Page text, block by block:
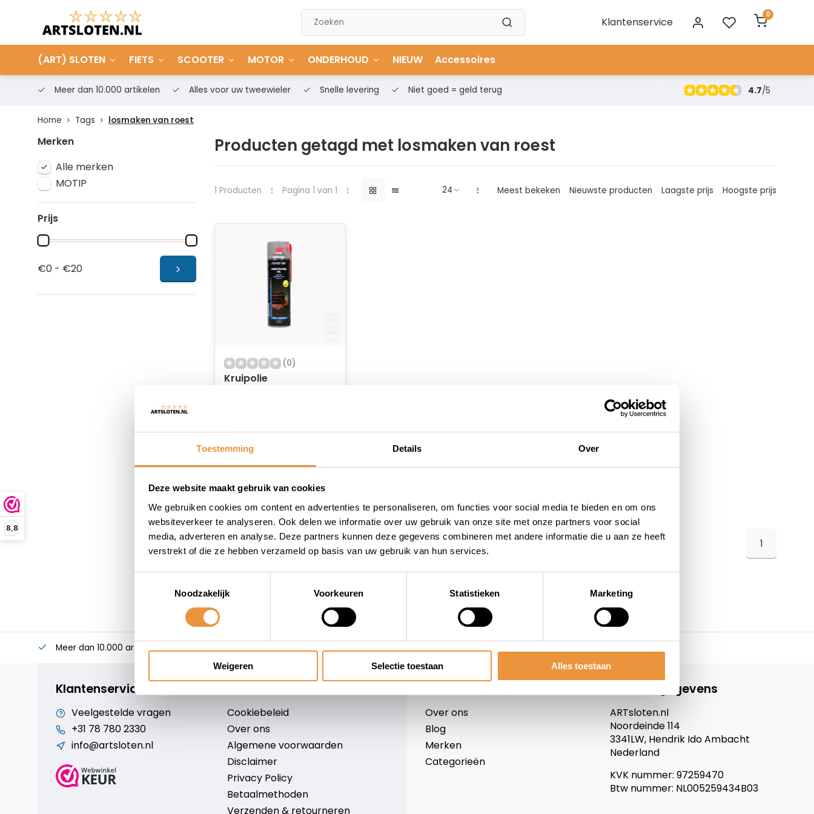
Toestemming Details Over
Deze website maakt gebruik van cookies
We gebruiken cookies om content en advertenties te personaliseren, om functies voor social media te bieden en om ons
websiteverkeer te analyseren. Ook delen we informatie over uw gebruik van onze site met onze partners voor social
media, adverteren en analyse. Deze partners kunnen deze gegevens combineren met andere informatie die u aan ze heeft
verstrekt of die ze hebben verzameld op basis van uw gebruik van hun services.
Noodzakelijk
Voorkeuren Statistieken Marketing
Weigeren Selectie toestaan Alles toestaan
8,8
Klantenservice
0
(ART) SLOTEN FIETS SCOOTER MOTOR ONDERHOUD NIEUW Accessoires
Meer dan 10.000 artikelen Alles voor uw tweewieler Snelle levering Niet goed = geld terug 4.7/5
Home Tags losmaken van roest
Merken
Alle merken
MOTIP
Prijs
€0 - €20
Producten getagd met losmaken van roest
1 Producten Pagina 1 van 1 Meest bekeken Nieuwste producten Laagste prijs Hoogste prijs
(0)
Kruipolie
16,87
1
Meer dan 10.000 artikelen Alles voor uw tweewieler Snelle levering Niet goed = geld terug
Klantenservice
Veelgestelde vragen
+31 78 780 2330
info@artsloten.nl
Cookiebeleid
Over ons
Algemene voorwaarden
Disclaimer
Privacy Policy
Betaalmethoden
Verzenden & retourneren
Over ons
Blog
Merken
Categorieën
Contactgegevens
ARTsloten.nl
Noordeinde 114
3341LW, Hendrik Ido Ambacht
Nederland
KVK nummer: 97259470
Btw nummer: NL005259434B03